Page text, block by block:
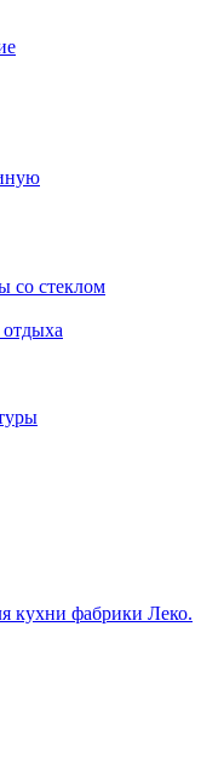
со стеклом
кухни фабрики Леко.